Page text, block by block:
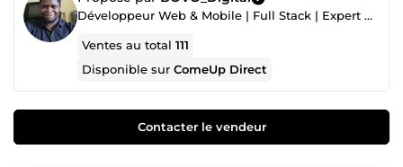
Développeur Web & Mobile | Full Stack | Expert Automatisation Make.com & n8n
Ventes au total111
Disponible surComeUp Direct
Contacter le vendeur